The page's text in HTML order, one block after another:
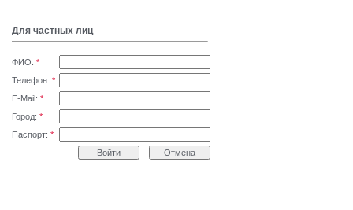
Для частных лиц
ФИО: *
Телефон: *
E-Mail: *
Город: *
Паспорт: *